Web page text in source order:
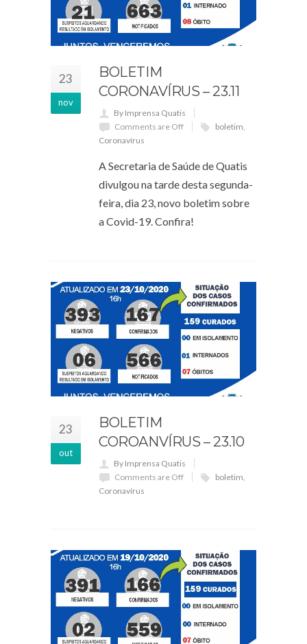
23
nov
BOLETIM
CORONAVÍRUS – 23.11
By Imprensa Quatis
Comments are Off
boletim
Coronavírus
A Secretaria de Saúde de Quatis
divulgou na tarde desta segunda-
feira, dia 23, novo boletim sobre
a Covid-19. Confira!
23
out
BOLETIM
COROANVÍRUS – 23.10
By Imprensa Quatis
Comments are Off
boletim
Coronavírus